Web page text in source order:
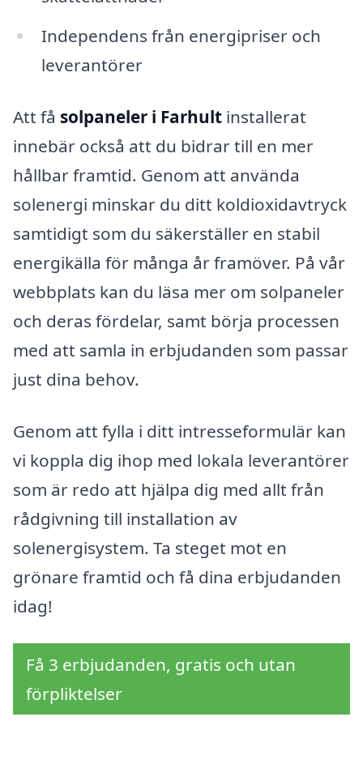
Independens från energipriser och
leverantörer
Att få solpaneler i Farhult installerat
innebär också att du bidrar till en mer
hållbar framtid. Genom att använda
solenergi minskar du ditt koldioxidavtryck
samtidigt som du säkerställer en stabil
energikälla för många år framöver. På vår
webbplats kan du läsa mer om solpaneler
och deras fördelar, samt börja processen
med att samla in erbjudanden som passar
just dina behov.
Genom att fylla i ditt intresseformulär kan
vi koppla dig ihop med lokala leverantörer
som är redo att hjälpa dig med allt från
rådgivning till installation av
solenergisystem. Ta steget mot en
grönare framtid och få dina erbjudanden
idag!
Få 3 erbjudanden, gratis och utan
förpliktelser